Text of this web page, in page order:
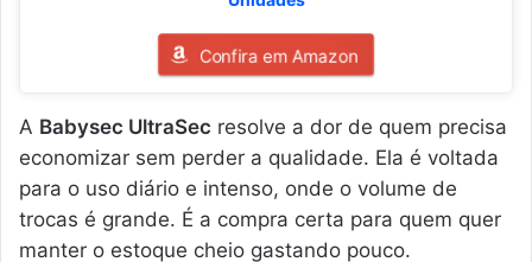
Confira em Amazon
A Babysec UltraSec resolve a dor de quem precisa
economizar sem perder a qualidade. Ela é voltada
para o uso diário e intenso, onde o volume de
trocas é grande. É a compra certa para quem quer
manter o estoque cheio gastando pouco.